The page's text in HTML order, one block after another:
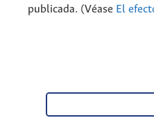
publicada. (Véase El